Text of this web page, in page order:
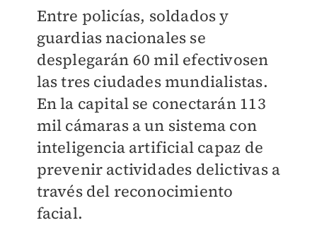
Entre policías, soldados y
guardias nacionales se
desplegarán 60 mil efectivosen
las tres ciudades mundialistas.
En la capital se conectarán 113
mil cámaras a un sistema con
inteligencia artificial capaz de
prevenir actividades delictivas a
través del reconocimiento
facial.